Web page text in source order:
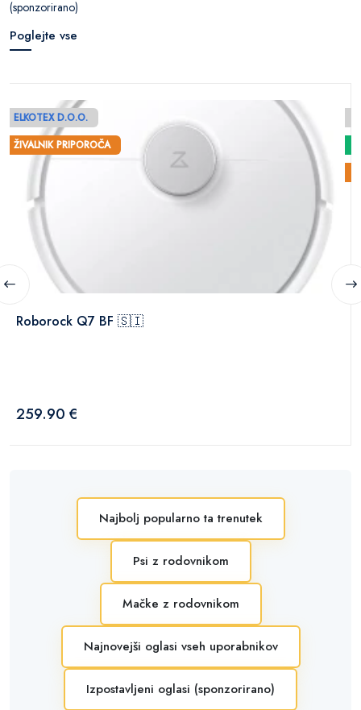
(sponzorirano)
Poglejte vse
ELKOTEX D.O.O.
ŽIVALNIK PRIPOROČA
Roborock Q7 BF 🇸🇮
259.90 €
Najbolj popularno ta trenutek
Psi z rodovnikom
Mačke z rodovnikom
Najnovejši oglasi vseh uporabnikov
Izpostavljeni oglasi (sponzorirano)